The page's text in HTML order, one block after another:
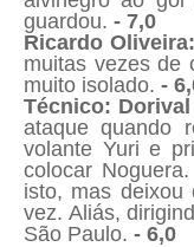
guardou. - 7,0
Ricardo Oliveira:
muitas vezes de
muito isolado. -
Técnico:
ataque quando
volante Yuri e
colocar
isto, mas deixou
vez. Aliás,
São Paulo. - 6,0